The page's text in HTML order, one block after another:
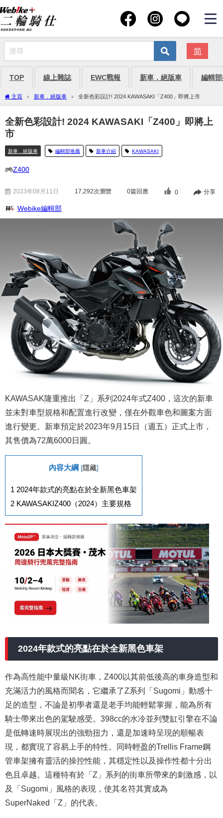
简
TOP 線上雜誌 EWC戰報 新車．絕版車 編輯
主頁 新車．絕版車 全新色彩設計! 2024 KAWASAKI「Z400」即將上市
全新色彩設計! 2024 KAWASAKI「Z400」即將上
市
新車．絕版車 編輯部推薦 新車介紹 KAWASAKI
Z400
2023年08月11日 17,292次瀏覽 0篇回應 0 分享
Webike編輯部
KAWASAK隆重推出「Z」系列2024年式Z400，這次的新車
並未對車型規格和配置進行改變，僅在外觀車色和圖案方面
進行變更。新車預定於2023年9月15日（週五）正式上市，
其售價為72萬6000日圓。
內容大綱 [隱藏]
1 2024年款式的亮點在於全新黑色車架
2 KAWASAKIZ400（2024）主要規格
2024年款式的亮點在於全新黑色車架
作為高性能中量級NK街車，Z400以其前低後高的車身造型和
充滿活力的風格而聞名，它繼承了Z系列「Sugomi」動感十
足的造型，不論是初學者還是老手均能輕鬆掌握，能為所有
騎士帶來出色的駕駛感受。398cc的水冷並列雙缸引擎在不論
是低轉速時展現出的強勁扭力，還是加速時呈現的順暢表
現，都實現了容易上手的特性。同時輕盈的Trellis Frame鋼
管車架擁有靈活的操控性能，其穩定性以及操作性都十分出
色且卓越。這種特有於「Z」系列的街車所帶來的刺激感，以
及「Sugomi」風格的表現，使其名符其實成為
SuperNaked「Z」的代表。